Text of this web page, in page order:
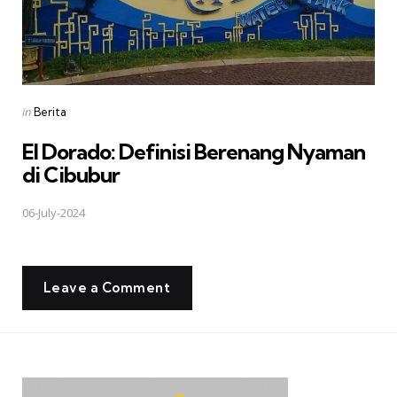
Posted
inBerita
El Dorado: Definisi Berenang Nyaman
di Cibubur
06-July-2024
Leave a Comment